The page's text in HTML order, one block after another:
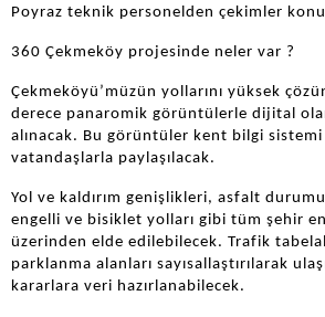
Poyraz teknik personelden çekimler
360 Çekmeköy projesinde neler var ?
Çekmeköyü’müzün yollarını yüksek
derece panaromik görüntülerle dijital
alınacak. Bu görüntüler kent bilgi
vatandaşlarla paylaşılacak.
Yol ve kaldırım genişlikleri, asfalt
engelli ve bisiklet yolları gibi tüm şehir
üzerinden elde edilebilecek. Trafik
parklanma alanları sayısallaştırılarak
kararlara veri hazırlanabilecek.